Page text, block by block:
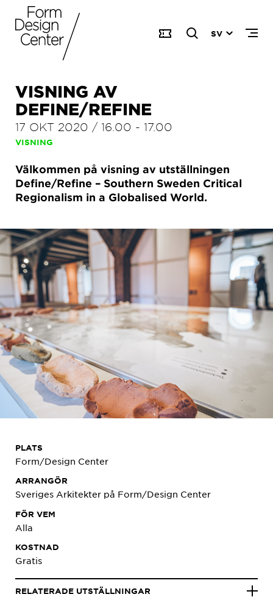
SV
VISNING AV
DEFINE/REFINE
17 OKT 2020 / 16.00 - 17.00
VISNING
Välkommen på visning av utställningen
Define/Refine – Southern Sweden Critical
Regionalism in a Globalised World.
PLATS
Form/Design Center
ARRANGÖR
Sveriges Arkitekter på Form/Design Center
FÖR VEM
Alla
KOSTNAD
Gratis
RELATERADE UTSTÄLLNINGAR